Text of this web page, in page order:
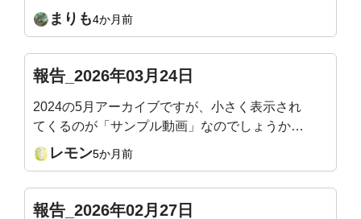
分と向き合っています。お人柄もお手本です
🍀
まりも4か月前
報告_2026年03月24日
2024の5月アーカイブですが、小さく表示され
てくるのが「サンプル動画」なのでしょうか？
最近、アーカイブをBGM？のように、よく見
（聴い）ています。あぁそういうことか、、後
間を楽しんでいます。
レモン5か月前
報告_2026年02月27日